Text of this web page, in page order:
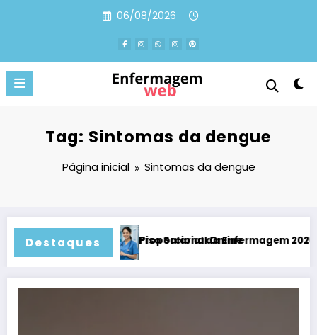
06/08/2026
Tag: Sintomas da dengue
Página inicial Sintomas da dengue
Destaques
Calcule seu Salário Proporcional Online
Piso Salarial da Enfermagem 2026: